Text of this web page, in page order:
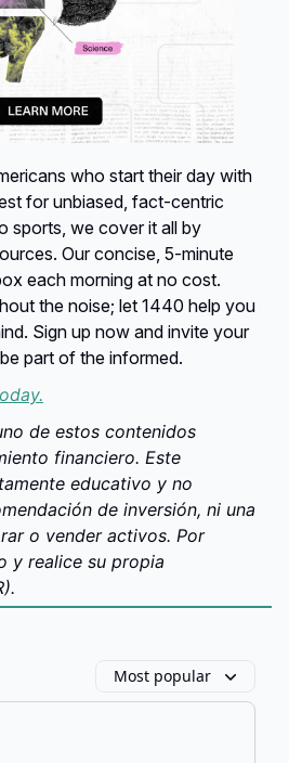
who start their day with
for unbiased, fact-centric
sports, we cover it all by
Our concise, 5-minute
each morning at no cost.
the noise; let 1440 help you
Sign up now and invite your
part of the informed.
de estos contenidos
financiero. Este
educativo y no
de inversión, ni una
o vender activos. Por
y realice su propia
Most popular